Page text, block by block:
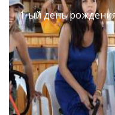
1-ый день